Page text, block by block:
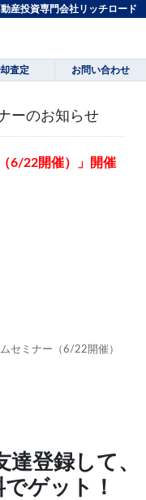
産投資専門会社リッチロード
査定 お問い合わせ
ーのお知らせ
6/22開催）」開催
セミナー（6/22開催）
登録して、
ゲット！